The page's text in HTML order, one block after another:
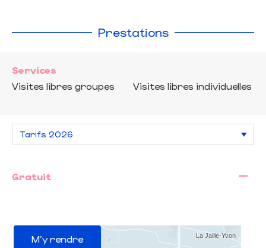
Prestations
Services
Visites libres groupes
Visites libres individuelles
Gratuit —
M'y rendre